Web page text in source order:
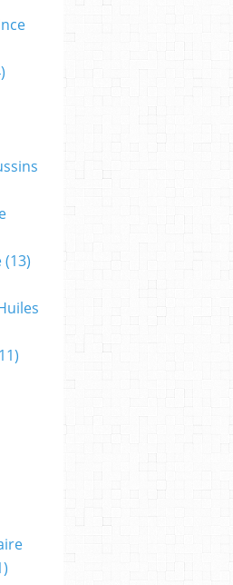
(13)